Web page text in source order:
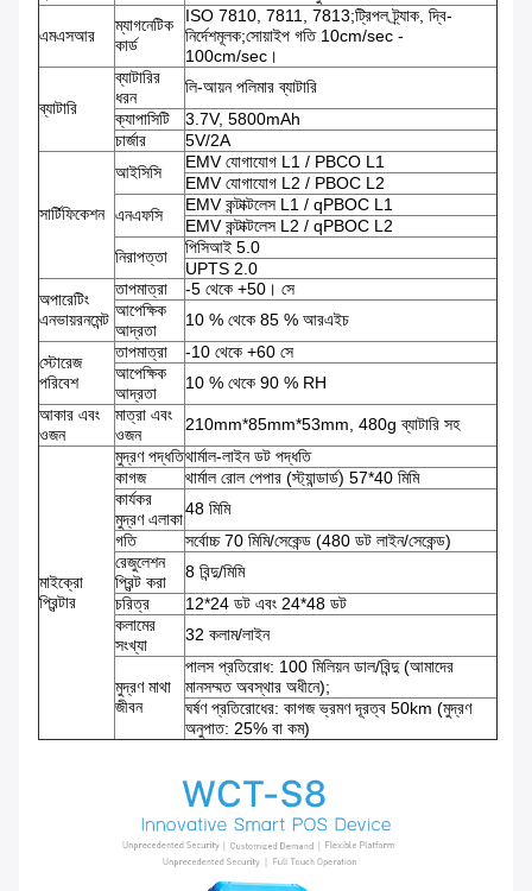
এমএসআর
ম্যাগনেটিক
কার্ড
ISO 7810, 7811, 7813;ট্রিপল ট্র্যাক, দ্বি-
নির্দেশমূলক;সোয়াইপ গতি 10cm/sec -
100cm/sec।
ব্যাটারি
ব্যাটারির
ধরন
লি-আয়ন পলিমার ব্যাটারি
ক্যাপাসিটি
3.7V, 5800mAh
চার্জার
5V/2A
সার্টিফিকেশন
আইসিসি
EMV যোগাযোগ L1 / PBCO L1
EMV যোগাযোগ L2 / PBOC L2
এনএফসি
EMV কন্টাক্টলেস L1 / qPBOC L1
EMV কন্টাক্টলেস L2 / qPBOC L2
নিরাপত্তা
পিসিআই 5.0
UPTS 2.0
অপারেটিং
এনভায়রনমেন্ট
তাপমাত্রা
-5 থেকে +50। সে
আপেক্ষিক
আদ্রতা
10 % থেকে 85 % আরএইচ
স্টোরেজ
পরিবেশ
তাপমাত্রা
-10 থেকে +60 সে
আপেক্ষিক
আদ্রতা
10 % থেকে 90 % RH
আকার এবং
ওজন
মাত্রা এবং
ওজন
210mm*85mm*53mm, 480g ব্যাটারি সহ
মাইক্রো
প্রিন্টার
মুদ্রণ পদ্ধতিথার্মাল-লাইন ডট পদ্ধতি
কাগজ
থার্মাল রোল পেপার (স্ট্যান্ডার্ড) 57*40 মিমি
কার্যকর
মুদ্রণ এলাকা
48 মিমি
গতি
সর্বোচ্চ 70 মিমি/সেকেন্ড (480 ডট লাইন/সেকেন্ড)
রেজুলেশন
প্রিন্ট করা
8 বিন্দু/মিমি
চরিত্র
12*24 ডট এবং 24*48 ডট
কলামের
সংখ্যা
32 কলাম/লাইন
মুদ্রণ মাথা
জীবন
পালস প্রতিরোধ: 100 মিলিয়ন ডাল/বিন্দু (আমাদের
মানসম্মত অবস্থার অধীনে);
ঘর্ষণ প্রতিরোধের: কাগজ ভ্রমণ দূরত্ব 50km (মুদ্রণ
অনুপাত: 25% বা কম)